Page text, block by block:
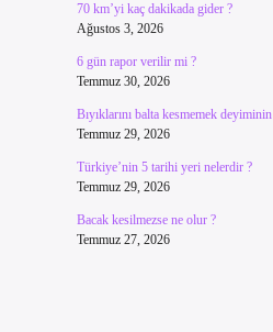
70 km’yi kaç dakikada gider ?
Ağustos 3, 2026
6 gün rapor verilir mi ?
Temmuz 30, 2026
Bıyıklarını balta kesmemek
Temmuz 29, 2026
Türkiye’nin 5 tarihi yeri nelerdir ?
Temmuz 29, 2026
Bacak kesilmezse ne olur ?
Temmuz 27, 2026